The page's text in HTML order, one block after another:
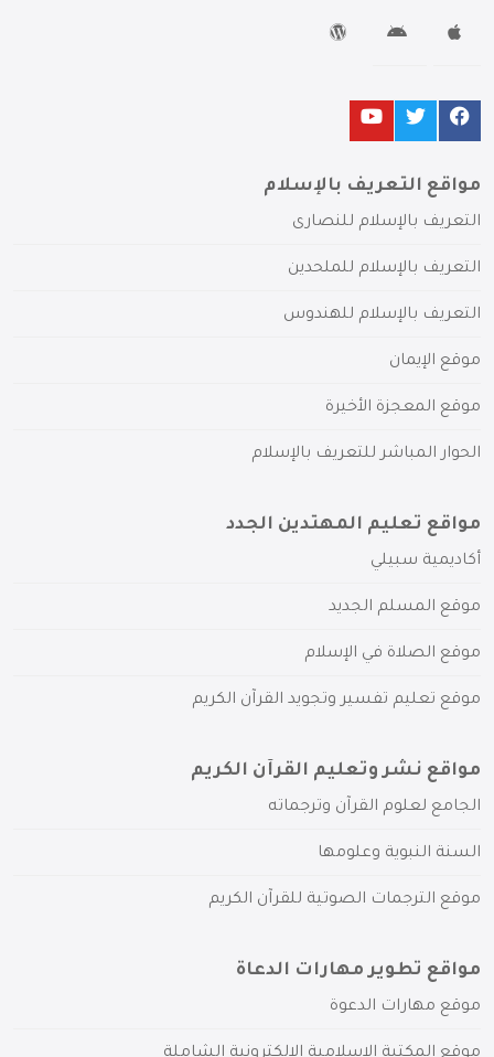
مواقع التعريف بالإسلام
التعريف بالإسلام للنصارى
التعريف بالإسلام للملحدين
التعريف بالإسلام للهندوس
موقع الإيمان
موقع المعجزة الأخيرة
الحوار المباشر للتعريف بالإسلام
مواقع تعليم المهتدين الجدد
أكاديمية سبيلي
موقع المسلم الجديد
موقع الصلاة في الإسلام
موقع تعليم تفسير وتجويد القرآن الكريم
مواقع نشر وتعليم القرآن الكريم
الجامع لعلوم القرآن وترجماته
السنة النبوية وعلومها
موقع الترجمات الصوتية للقرآن الكريم
مواقع تطوير مهارات الدعاة
موقع مهارات الدعوة
موقع المكتبة الإسلامية الإلكترونية الشاملة